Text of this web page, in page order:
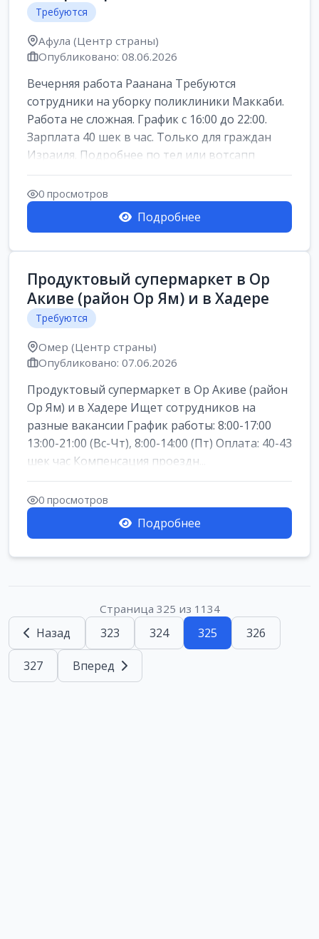
Требуются
Афула (Центр страны)
Опубликовано: 08.06.2026
Вечерняя работа Раанана Требуются
сотрудники на уборку поликлиники Маккаби.
Работа не сложная. График с 16:00 до 22:00.
Зарплата 40 шек в час. Только для граждан
Израиля. Подробнее по тел или вотсапп
0 просмотров
Подробнее
Продуктовый супермаркет в Ор
Акиве (район Ор Ям) и в Хадере
Требуются
Омер (Центр страны)
Опубликовано: 07.06.2026
Продуктовый супермаркет в Ор Акиве (район
Ор Ям) и в Хадере Ищет сотрудников на
разные вакансии График работы: 8:00-17:00
13:00-21:00 (Вс-Чт), 8:00-14:00 (Пт) Оплата: 40-43
шек час Компенсация проездн...
0 просмотров
Подробнее
Страница 325 из 1134
Назад 323 324 325 326
327 Вперед